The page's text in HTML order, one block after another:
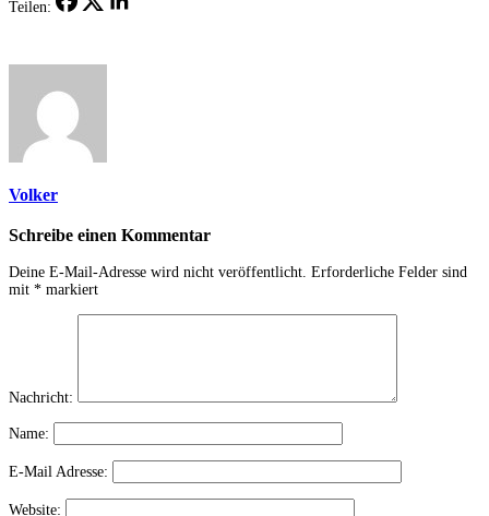
Teilen:
Volker
Schreibe einen Kommentar
Deine E-Mail-Adresse wird nicht veröffentlicht. Erforderliche Felder sind
mit * markiert
Nachricht:
Name:
E-Mail Adresse:
Website: